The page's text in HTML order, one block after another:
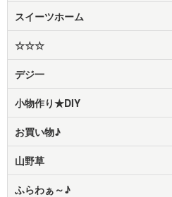
スイーツホーム
☆☆☆
デジ一
小物作り★DIY
お買い物♪
山野草
ふらわぁ～♪